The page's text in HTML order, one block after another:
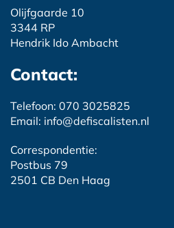
Olijfgaarde 10
3344 RP
Hendrik Ido Ambacht
Contact:
Telefoon: 070 3025825
Email: info@defiscalisten.nl
Correspondentie:
Postbus 79
2501 CB Den Haag